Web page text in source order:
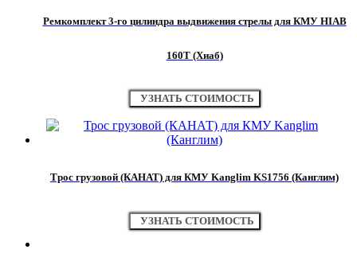
Ремкомплект 3-го цилиндра выдвижения стрелы для КМУ HIAB
160Т (Хиаб)
УЗНАТЬ СТОИМОСТЬ
Трос грузовой (КАНАТ) для КМУ Kanglim KS1756 (Канглим)
УЗНАТЬ СТОИМОСТЬ